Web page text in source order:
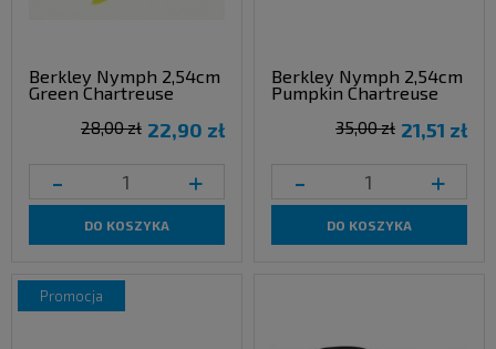
Berkley Nymph 2,54cm
Green Chartreuse
22,90 zł
28,00 zł
- +
DO KOSZYKA
Berkley Nymph 2,54cm
Pumpkin Chartreuse
21,51 zł
35,00 zł
- +
DO KOSZYKA
promocja